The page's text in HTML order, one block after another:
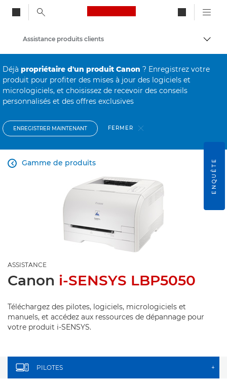
Canon Logo, back to
Assistance produits clients
Déjà propriétaire d'un produit Canon ? Enregistrez votre
produit pour profiter des mises à jour des logiciels et
micrologiciels, et choisissez de recevoir des conseils
personnalisés et des offres exclusives
ENREGISTRER MAINTENANT FERMER
Gamme de produits

ASSISTANCE
Canon i-SENSYS LBP5050
Téléchargez des pilotes, logiciels, micrologiciels et
manuels, et accédez aux ressources de dépannage pour
votre produit i-SENSYS.
PILOTES +
ENQUÊTE